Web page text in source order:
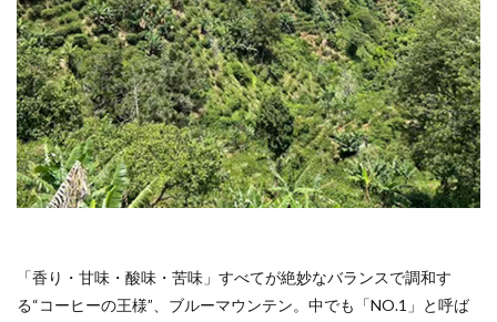
「香り・甘味・酸味・苦味」すべてが絶妙なバランスで調和す
る“コーヒーの王様”、ブルーマウンテン。中でも「NO.1」と呼ば